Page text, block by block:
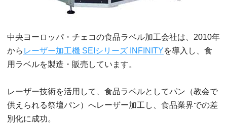
中央ヨーロッパ・チェコの食品ラベル加工会社は、2010年
から レーザー加工機 SEIシリーズ INFINITYを導入し、食
用ラベルを製造・販売しています。
レーザー技術を活用して、食品ラベルとしてパン（教会で
供えられる祭壇パン）へレーザー加工し、食品業界での差
別化に成功。